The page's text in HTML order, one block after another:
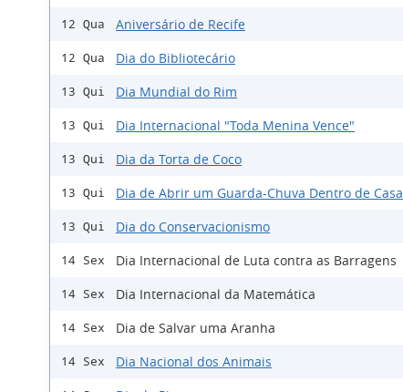
12 Qua Aniversário de Recife
12 Qua Dia do Bibliotecário
13 Qui Dia Mundial do Rim
13 Qui Dia Internacional "Toda Menina Vence"
13 Qui Dia da Torta de Coco
13 Qui Dia de Abrir um Guarda-Chuva Dentro de Casa
13 Qui Dia do Conservacionismo
14 Sex Dia Internacional de Luta contra as Barragens
14 Sex Dia Internacional da Matemática
14 Sex Dia de Salvar uma Aranha
14 Sex Dia Nacional dos Animais